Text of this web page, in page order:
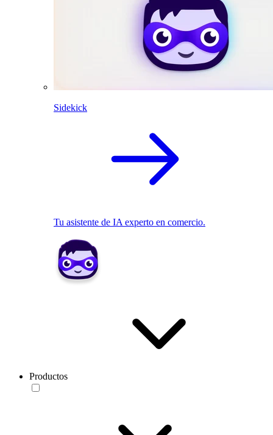
Sidekick
Tu asistente de IA experto en comercio.
Productos